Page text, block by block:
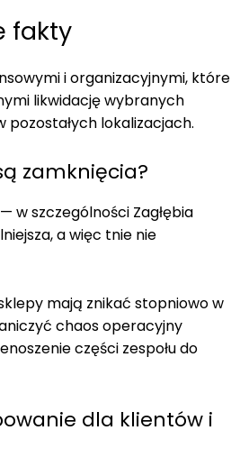
fakty
i organizacyjnymi, które
likwidację wybranych
pozostałych lokalizacjach.
zamknięcia?
w szczególności Zagłębia
a więc tnie nie
mają znikać stopniowo w
chaos operacyjny
części zespołu do
dla klientów i